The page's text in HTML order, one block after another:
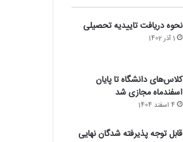
نحوه دریافت تاییدیه تحصیلی
1 آذر 1402
کلاس‌های دانشگاه تا پایان
اسفندماه مجازی شد
4 اسفند 1404
قابل توجه پذیرفته‏ شدگان نهایی